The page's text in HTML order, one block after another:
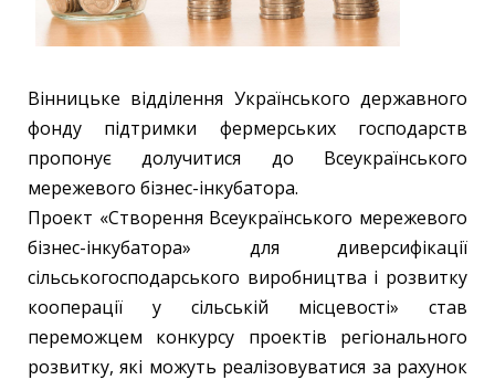
Вінницьке відділення Українського державного
фонду підтримки фермерських господарств
пропонує долучитися до Всеукраїнського
мережевого бізнес-інкубатора.
Проект «Створення Всеукраїнського мережевого
бізнес-інкубатора» для диверсифікації
сільськогосподарського виробництва і розвитку
кооперації у сільській місцевості» став
переможцем конкурсу проектів регіонального
розвитку, які можуть реалізовуватися за рахунок